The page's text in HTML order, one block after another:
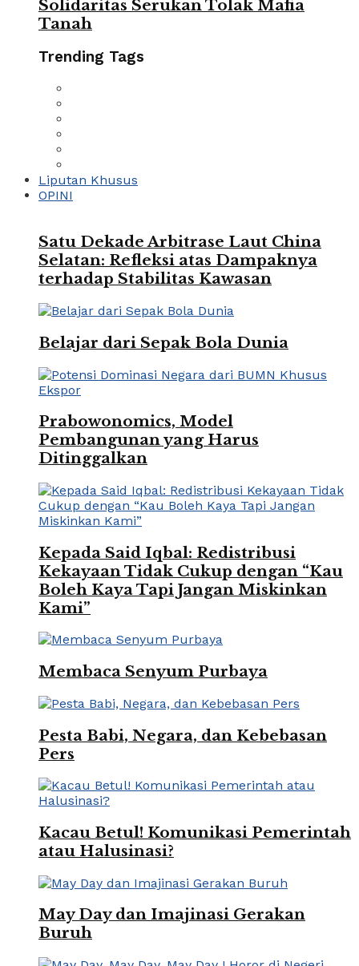
Solidaritas Serukan Tolak Mafia
Tanah
Trending Tags
Liputan Khusus
OPINI
Satu Dekade Arbitrase Laut China
Selatan: Refleksi atas Dampaknya
terhadap Stabilitas Kawasan
Belajar dari Sepak Bola Dunia
Prabowonomics, Model
Pembangunan yang Harus
Ditinggalkan
Kepada Said Iqbal: Redistribusi
Kekayaan Tidak Cukup dengan “Kau
Boleh Kaya Tapi Jangan Miskinkan
Kami”
Membaca Senyum Purbaya
Pesta Babi, Negara, dan Kebebasan
Pers
Kacau Betul! Komunikasi Pemerintah
atau Halusinasi?
May Day dan Imajinasi Gerakan
Buruh